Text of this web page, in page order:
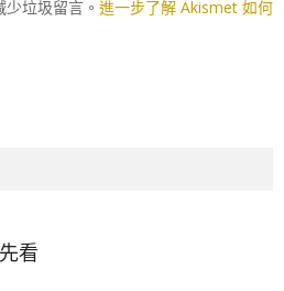
垃圾留言。 進一步了解 Akismet 如何
看